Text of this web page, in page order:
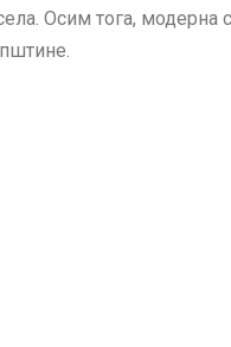
Осим тога, модерна